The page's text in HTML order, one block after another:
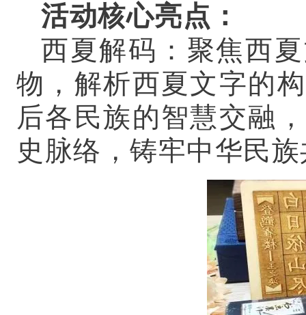
活动核心亮点：
西夏解码：聚焦西
物，解析西夏文字的
后各民族的智慧交融
史脉络，铸牢中华民